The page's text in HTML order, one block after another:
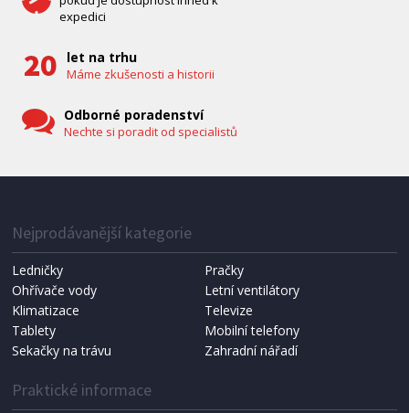
NÁHRADNÍ SÁČKY DO VYSAVAČE
Koma KRA-SB02S (Multi Bag, S-BAG SMS)
expedici
let na trhu
Máme zkušenosti a historii
Odborné poradenství
Nechte si poradit od specialistů
Nejprodávanější kategorie
Ledničky
Pračky
Ohřívače vody
Letní ventilátory
Klimatizace
Televize
Tablety
Mobilní telefony
Sekačky na trávu
Zahradní nářadí
Praktické informace